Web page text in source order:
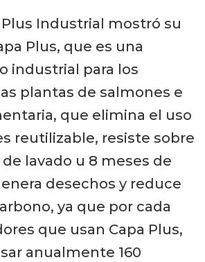
Plus Industrial mostró su
Plus, que es una
industrial para los
plantas de salmones e
que elimina el uso
reutilizable, resiste sobre
lavado u 8 meses de
desechos y reduce
ya que por cada
que usan Capa Plus,
anualmente 160